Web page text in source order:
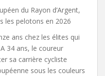
du Rayon d’Argent,
les pelotons en 2026
ans chez les élites qui
34 ans, le coureur
sa carrière cycliste
sous les couleurs